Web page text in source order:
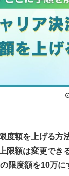
度額を上げる方
限額は変更でき
限度額を10万に